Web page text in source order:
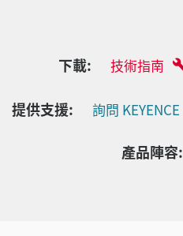
下載: 技術指南
提供支援: 詢問 KEYENCE
產品陣容: